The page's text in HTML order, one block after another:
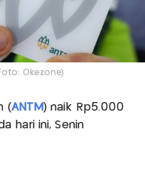
Okezone)
(ANTM ) naik Rp5.000
hari ini, Senin